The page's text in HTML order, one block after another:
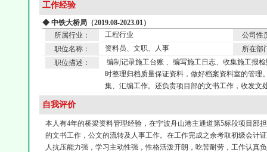
工作经验
◆ 中铁大桥局（2019.08-2023.01）
所属行业：
工程行业
公司性
职位名称：
资料员、文职、人事
所在部
职位描述：
编制记录施工台账 、编写施工日志、收集施工报
时整理归档质量保证资料，做好档案资料室的管
集、汇编工作。还负责项目部的文书工作，收发文
自我评价
本人有4年的桥梁资料管理经验，在宁波舟山港主通道第5标段项目部
的文书工作，公文的流转及人事工作。在工作完成之余考取初级会计
人抗压能力强，学习主动性强，性格活泼开朗，吃苦耐劳，工作认真